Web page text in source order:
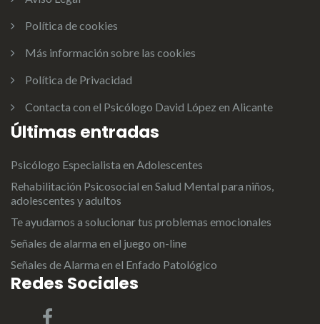
Política de cookies
Más información sobre las cookies
Política de Privacidad
Contacta con el Psicólogo David López en Alicante
Últimas entradas
Psicólogo Especialista en Adolescentes
Rehabilitación Psicosocial en Salud Mental para niños,
adolescentes y adultos
Te ayudamos a solucionar tus problemas emocionales
Señales de alarma en el juego on-line
Señales de Alarma en el Enfado Patológico
Redes Sociales